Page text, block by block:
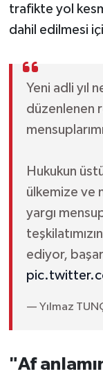
trafikte yol
dahil edilmesi
Yeni adli yıl
düzenlenen
Hukukun
ülkemize ve
yargı
ediyor,
— Yılmaz
"Af